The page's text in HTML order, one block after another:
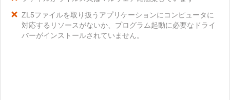
ZL5ファイルを取り扱うアプリケーションにコンピュータに
対応するリソースがないか、プログラム起動に必要なドライ
バーがインストールされていません。